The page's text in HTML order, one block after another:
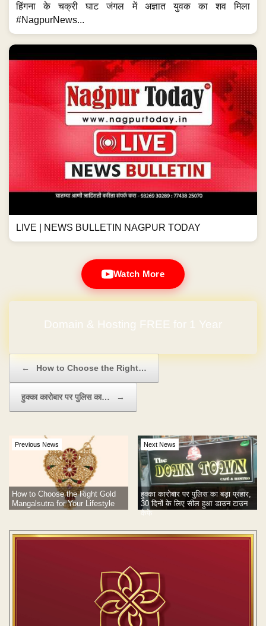
हिंगना के चक्री घाट जंगल में अज्ञात युवक का शव मिला
#NagpurNews...
LIVE | NEWS BULLETIN NAGPUR TODAY
Watch More
Domain & Hosting FREE for 1 Year
← How to Choose the Right…
हुक्का कारोबार पर पुलिस का… →
Previous News
How to Choose the Right Gold
Mangalsutra for Your Lifestyle
Next News
हुक्का कारोबार पर पुलिस का बड़ा प्रहार,
30 दिनों के लिए सील हुआ डाउन टाउन
कैफे